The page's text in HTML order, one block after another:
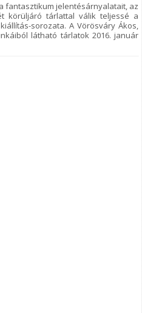
fantasztikum jelentésárnyalatait, az
körüljáró tárlattal válik teljessé a
sorozata. A Vörösváry Ákos,
látható tárlatok 2016. január